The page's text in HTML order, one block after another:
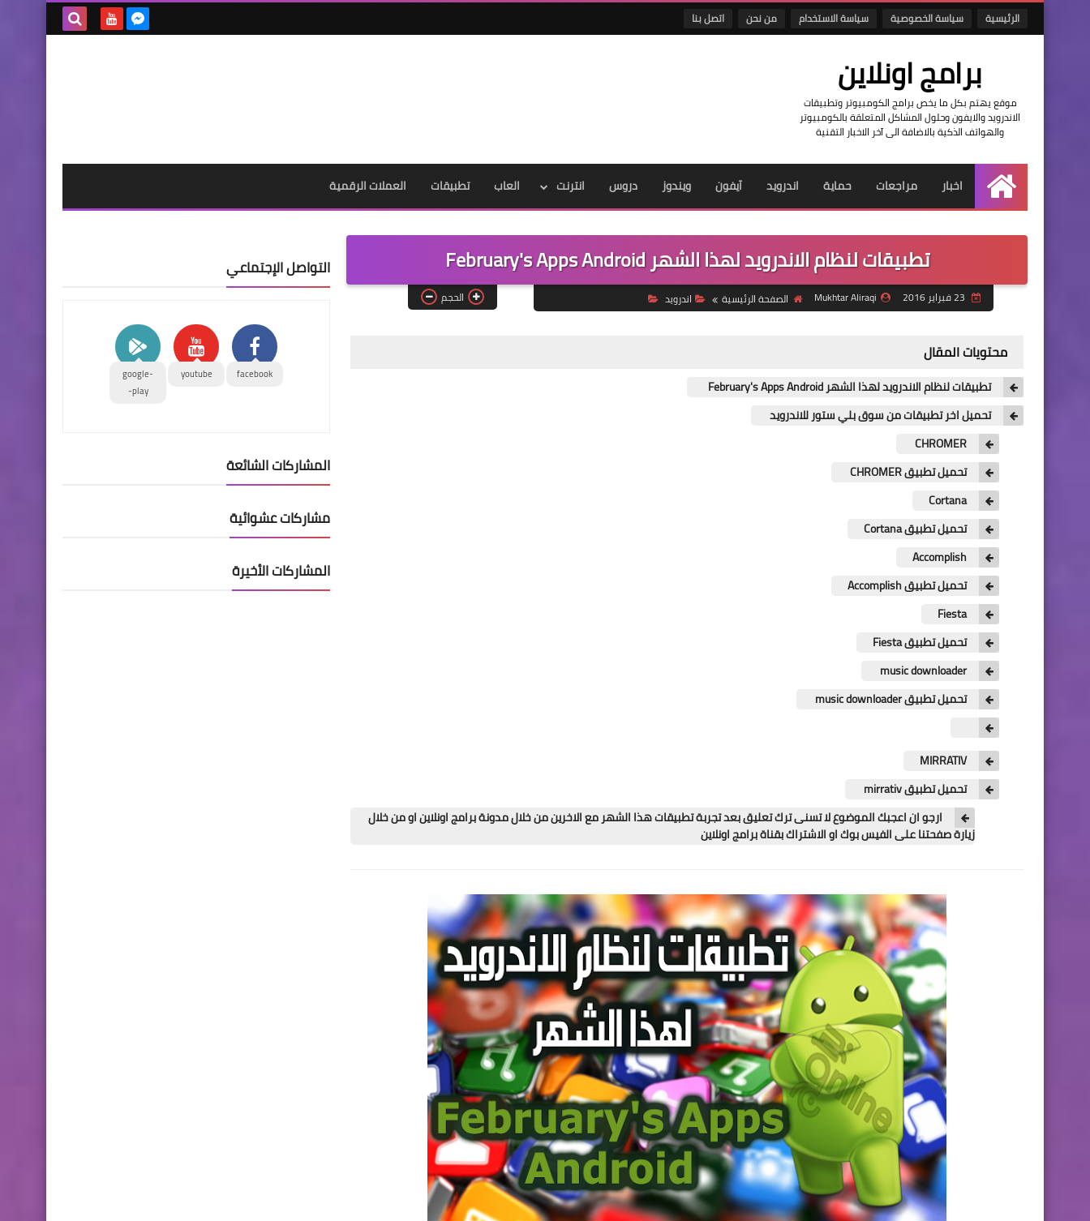
الرئيسية سياسة الخصوصية سياسة الاستخدام من نحن اتصل بنا
برامج اونلاين
موقع يهتم بكل ما يخص برامج الكومبيوتر وتطبيقات
الاندرويد والايفون وحلول المشاكل المتعلقة بالكومبيوتر
والهواتف الذكية بالاضافة الى آخر الاخبار التقنية
الرئيسية
اخبار مراجعات حماية اندرويد آيفون ويندوز دروس انترنت العاب تطبيقات العملات الرقمية
تطبيقات لنظام الاندرويد لهذا الشهر February's Apps Android
Mukhtar Aliraqi الصفحة الرئيسية اندرويد الحجم
محتويات المقال
تطبيقات لنظام الاندرويد لهذا الشهر February's Apps Android
تحميل اخر تطبيقات من سوق بلي ستور للاندرويد
CHROMER
تحميل تطبيق CHROMER
Cortana
تحميل تطبيق Cortana
Accomplish
تحميل تطبيق Accomplish
Fiesta
تحميل تطبيق Fiesta
music downloader
تحميل تطبيق music downloader
MIRRATIV
تحميل تطبيق mirrativ
ارجو ان اعجبك الموضوع لا تسنى ترك تعليق بعد تجربة تطبيقات هذا الشهر مع الاخرين من خلال مدونة برامج اونلاين او من خلال
زيارة صفحتنا على الفيس بوك او الاشتراك بقناة برامج اونلاين
التواصل الإجتماعي
facebook
youtube
google-
play-
المشاركات الشائعة
مشاركات عشوائية
المشاركات الأخيرة